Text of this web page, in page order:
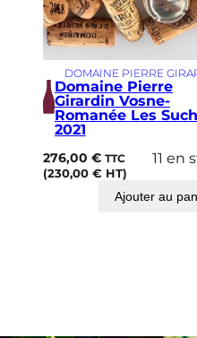
DOMAINE PIERRE
Domaine Pierre
Girardin Vosne-
Romanée Les
2021
276,00 € TTC
(230,00 €HT)
11 en
Ajouter au